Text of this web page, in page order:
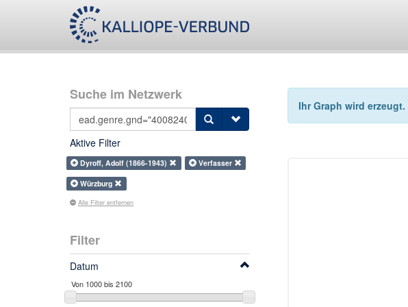
Suche im Netzwerk
Aktive Filter
Dyroff, Adolf (1866-1943)
Verfasser
Würzburg
Alle Filter entfernen
Filter
Datum
Ihr Graph wird erzeugt.